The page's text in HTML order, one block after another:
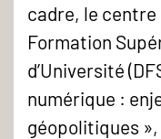
cadre, le centre
Formation
d’Université
numérique :
géopolitiques